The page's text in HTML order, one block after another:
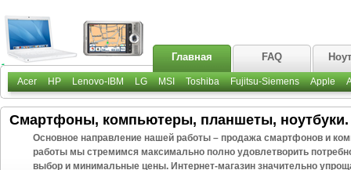
Главная FAQ
Acer HP Lenovo-IBM LG MSI Toshiba Fujitsu-Siemens Apple
Смартфоны, компьютеры, планшеты, ноутбуки.
Основное направление нашей работы – продажа смартфонов и
работы мы стремимся максимально полно удовлетворить
выбор и минимальные цены. Интернет-магазин значительно